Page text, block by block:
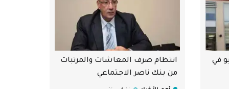
في
انتظام صرف المعاشات والمرتبات
من بنك ناصر الاجتماعي